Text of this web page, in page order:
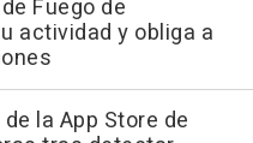
Fuego de
actividad y obliga a
la App Store de